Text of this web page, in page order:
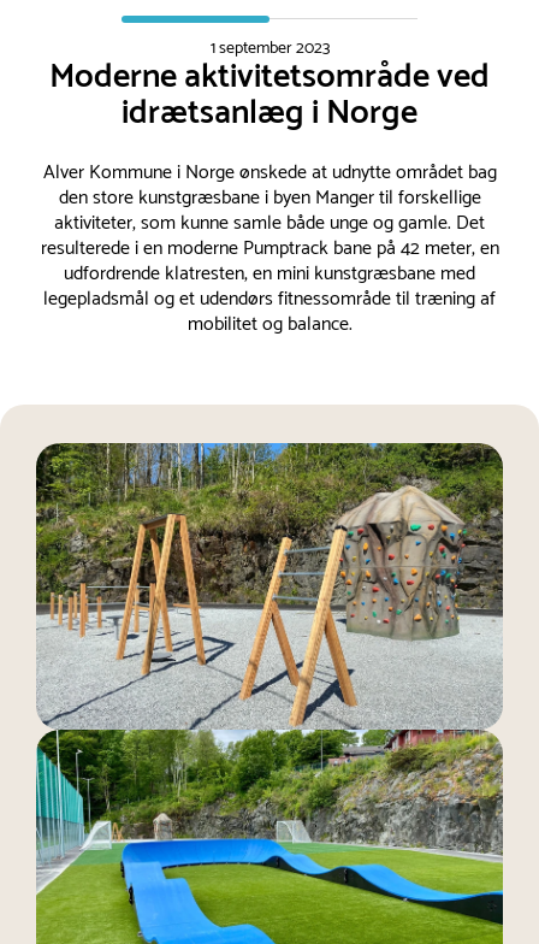
1 september 2023
Moderne aktivitetsområde ved
idrætsanlæg i Norge
Alver Kommune i Norge ønskede at udnytte området bag
den store kunstgræsbane i byen Manger til forskellige
aktiviteter, som kunne samle både unge og gamle. Det
resulterede i en moderne Pumptrack bane på 42 meter, en
udfordrende klatresten, en mini kunstgræsbane med
legepladsmål og et udendørs fitnessområde til træning af
mobilitet og balance.